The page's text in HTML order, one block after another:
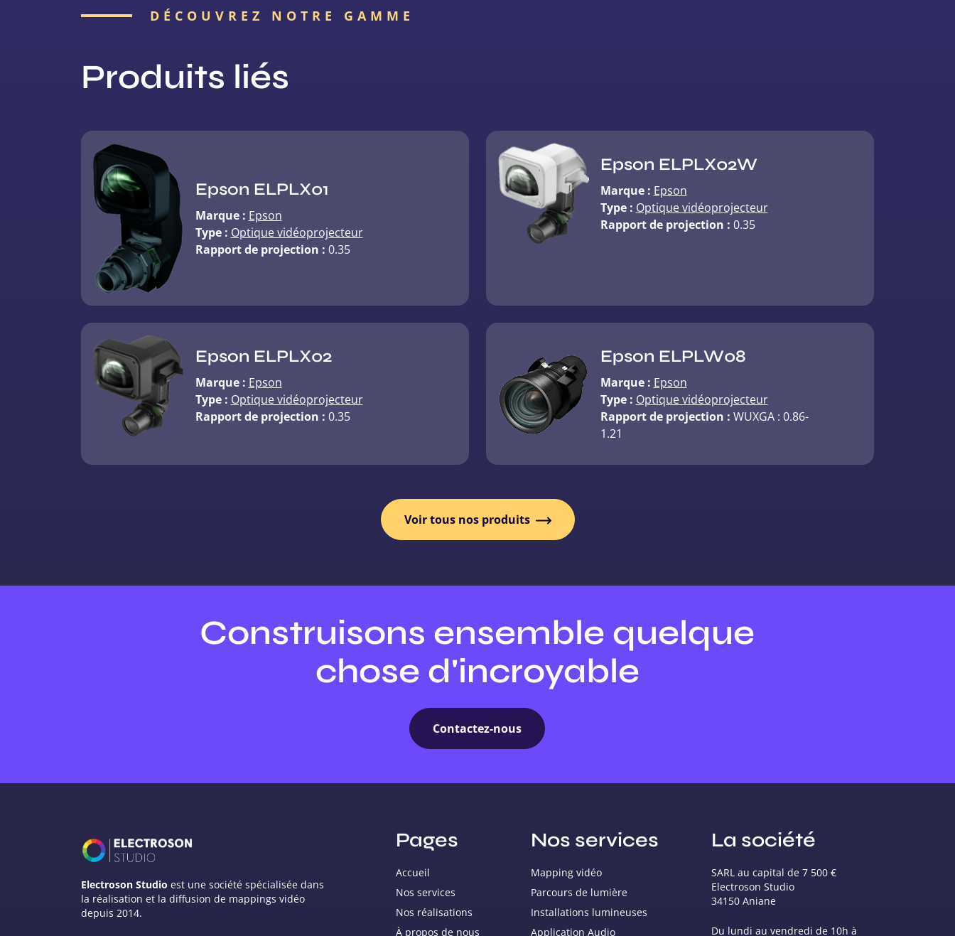
DÉCOUVREZ NOTRE GAMME
Produits liés
Epson ELPLX01
Marque : Epson
Type : Optique vidéoprojecteur
Rapport de projection : 0.35
Epson ELPLX02W
Marque : Epson
Type : Optique vidéoprojecteur
Rapport de projection : 0.35
Epson ELPLX02
Marque : Epson
Type : Optique vidéoprojecteur
Rapport de projection : 0.35
Epson ELPLW08
Marque : Epson
Type : Optique vidéoprojecteur
Rapport de projection : WUXGA : 0.86-
1.21
Voir tous nos produits
Construisons ensemble quelque
chose d'incroyable
Contactez-nous
Electroson Studio est une société spécialisée dans
la réalisation et la diffusion de mappings vidéo
depuis 2014.
Pages
Accueil
Nos services
Nos réalisations
À propos de nous
Nos services
Mapping vidéo
Parcours de lumière
Installations lumineuses
Application Audio
La société
SARL au capital de 7 500 €
Electroson Studio
34150 Aniane
Du lundi au vendredi de 10h à